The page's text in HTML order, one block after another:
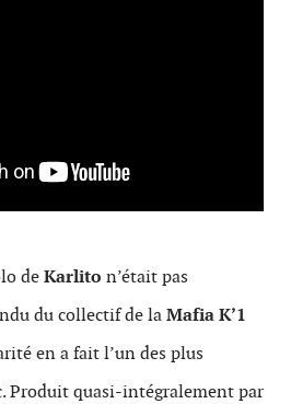
deKarlito n’était pas
du collectif de laMafia K’1
en a fait l’un des plus
Produit quasi-intégralement par